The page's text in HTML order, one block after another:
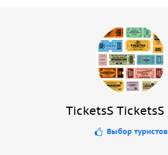
TicketsS TicketsS
Выбор туристов